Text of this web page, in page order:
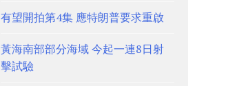
有望開拍第4集 應特朗普要求重啟
黃海南部部分海域 今起一連8日射
擊試驗